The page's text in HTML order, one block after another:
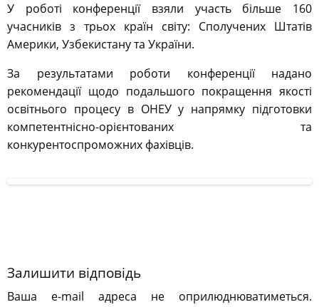
У роботі конференції взяли участь більше 160
учасників з трьох країн світу: Сполучених Штатів
Америки, Узбекистану та України.
За результатами роботи конференції надано
рекомендації щодо подальшого покращення якості
освітнього процесу в ОНЕУ у напрямку підготовки
компетентнісно-орієнтованих та
конкурентоспроможних фахівців.
Залишити відповідь
Ваша e-mail адреса не оприлюднюватиметься.